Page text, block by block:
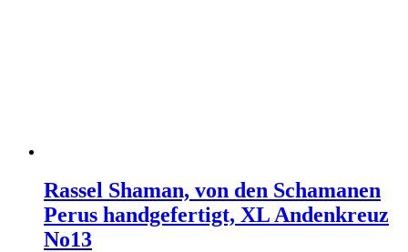
Rassel Shaman, von den Schamanen
Perus handgefertigt, XL Andenkreuz
No13